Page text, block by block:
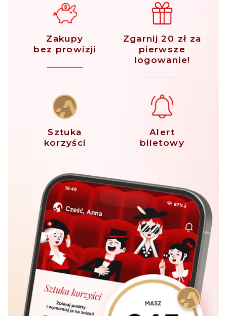
Zakupy
bez prowizji
Zgarnij 20 zł za
pierwsze
logowanie!
Sztuka
korzyści
Alert
biletowy